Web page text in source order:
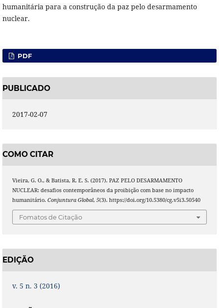
humanitária para a construção da paz pelo desarmamento
nuclear.
PDF
PUBLICADO
2017-02-07
COMO CITAR
Vieira, G. O., & Batista, R. E. S. (2017). PAZ PELO DESARMAMENTO
NUCLEAR: desafios contemporâneos da proibição com base no impacto
humanitário. Conjuntura Global, 5(3). https://doi.org/10.5380/cg.v5i3.50540
Fomatos de Citação
EDIÇÃO
v. 5 n. 3 (2016)